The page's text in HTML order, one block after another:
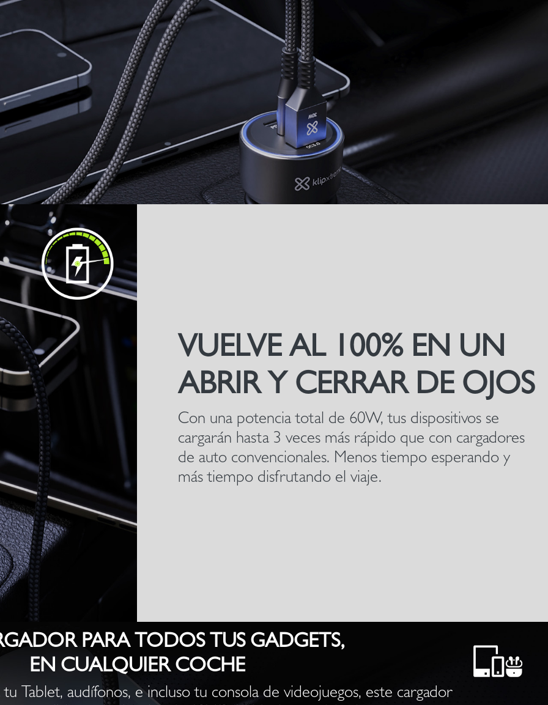
VUELVE AL 100% EN UN
ABRIR Y CERRAR DE OJOS
Con una potencia total de 60W, tus dispositivos se
cargarán hasta 3 veces más rápido que con cargadores
de auto convencionales. Menos tiempo esperando y
más tiempo disfrutando el viaje.
PARA TODOS TUS GADGETS,
EN CUALQUIER COCHE
Tablet, audífonos, e incluso tu consola de videojuegos, este cargador